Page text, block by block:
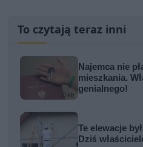
To czytają teraz inni
Najemca nie
mieszkania.
genialnego!
Te elewacje
Dziś